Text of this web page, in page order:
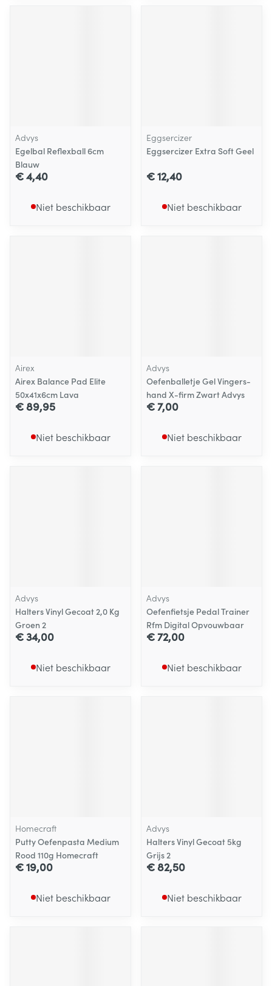
Advys
Egelbal Reflexball 6cm
Blauw
€ 4,40
Niet beschikbaar
Eggsercizer
Eggsercizer Extra Soft Geel
€ 12,40
Niet beschikbaar
Airex
Airex Balance Pad Elite
50x41x6cm Lava
€ 89,95
Niet beschikbaar
Advys
Oefenballetje Gel Vingers-
hand X-firm Zwart Advys
€ 7,00
Niet beschikbaar
Advys
Halters Vinyl Gecoat 2,0 Kg
Groen 2
€ 34,00
Niet beschikbaar
Advys
Oefenfietsje Pedal Trainer
Rfm Digital Opvouwbaar
€ 72,00
Niet beschikbaar
Homecraft
Putty Oefenpasta Medium
Rood 110g Homecraft
€ 19,00
Niet beschikbaar
Advys
Halters Vinyl Gecoat 5kg
Grijs 2
€ 82,50
Niet beschikbaar